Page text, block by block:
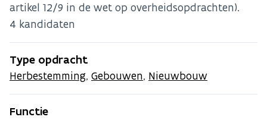
artikel 12/9 in de wet op overheidsopdrachten).
4 kandidaten
Type opdracht
Herbestemming, Gebouwen, Nieuwbouw
Functie